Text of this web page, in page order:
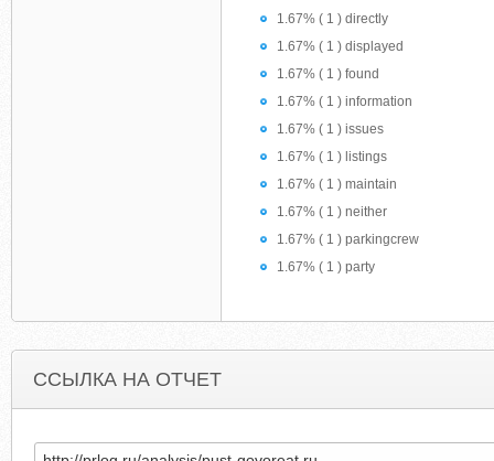
1.67% ( 1 ) directly
1.67% ( 1 ) displayed
1.67% ( 1 ) found
1.67% ( 1 ) information
1.67% ( 1 ) issues
1.67% ( 1 ) listings
1.67% ( 1 ) maintain
1.67% ( 1 ) neither
1.67% ( 1 ) parkingcrew
1.67% ( 1 ) party
ССЫЛКА НА ОТЧЕТ